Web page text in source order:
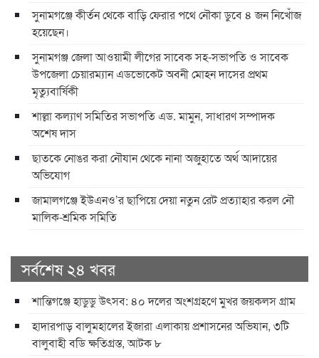
সুনামগঞ্জে কীর্তন থেকে বাড়ি ফেরার পথে নৌকা ডুবে ৪ জন নিখোঁজ
হয়েছেন।
সুনামগঞ্জ জেলা আওয়ামী লীগের সাবেক সহ-সভাপতি ও সাবেক
উপজেলা চেয়ারম্যান এডভোকেট অবনী মোহন দাসের প্রথম
মৃত্যুবার্ষিকী
শাল্লা কল্যাণ সমিতির সভাপতি এড. মামুন, সাধারণ সম্পাদক
অশেষ দাস
ছাতকে নোঙর করা নৌযান থেকে নানা অজুহাতে অর্থ আদায়ের
অভিযোগ
জামালগঞ্জে ইউএনও’র ছাপিয়ে দেয়া নতুন রেট প্রত্যাহার করল নৌ
মালিক-শ্রমিক সমিতি
সর্বশেষ ২৪ খবর
শান্তিগঞ্জে হাডুডু উৎসব: ৪০ দলের অংশগ্রহণে মুখর জয়কলস গ্রাম
হাদারপাড় বালুমহালের ইজারা এলাকায় প্রশাসনের অভিযান, ৩টি
বালুবাহী বডি ক্ষতিগ্রস্ত, আটক ৮